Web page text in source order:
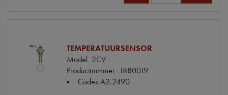
TEMPERATUURSENSOR
Model 2CV
Productnummer 1880019
Codes A2.2490